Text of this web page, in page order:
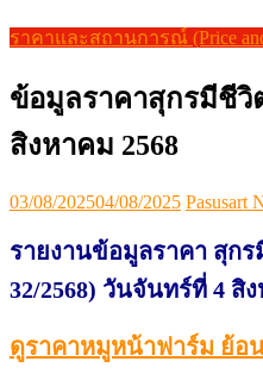
ราคาและสถานการณ์ (Price
ข้อมูลราคาสุกรมีชี
สิงหาคม 2568
Posted
03/08/202504/08/2025 Author
Pasusart
รายงานข้อมูลราคา สุก
32/2568) วันจันทร์ที่ 4 สิ
ดูราคาหมูหน้าฟาร์ม ย้อ